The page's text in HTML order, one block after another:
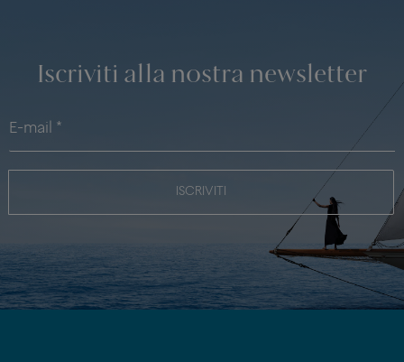
Iscriviti alla nostra newsletter
ISCRIVITI